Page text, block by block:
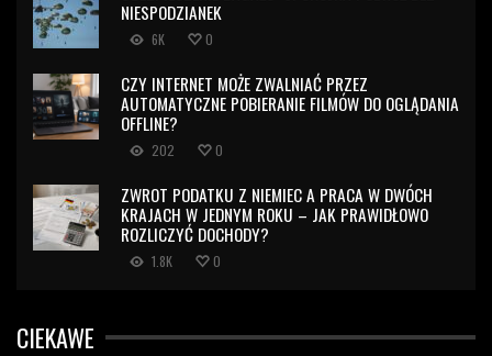
NIESPODZIANEK
6K 0
CZY INTERNET MOŻE ZWALNIAĆ PRZEZ
AUTOMATYCZNE POBIERANIE FILMÓW DO OGLĄDANIA
OFFLINE?
202 0
ZWROT PODATKU Z NIEMIEC A PRACA W DWÓCH
KRAJACH W JEDNYM ROKU – JAK PRAWIDŁOWO
ROZLICZYĆ DOCHODY?
1.8K 0
CIEKAWE